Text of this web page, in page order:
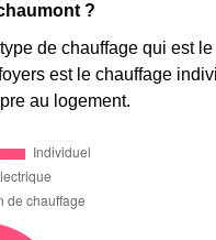
?
de chauffage qui est
est le chauffage
au logement.